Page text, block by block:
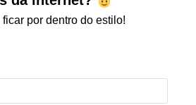
ficar por dentro do estilo!